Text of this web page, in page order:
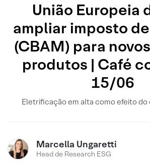
União Europeia
ampliar imposto
(CBAM) para
produtos | Café
15/06
Eletrificação em alta como efeito do
Marcella Ungaretti
Head de Research ESG